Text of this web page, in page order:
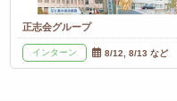
正志会グループ
インターン 8/12, 8/13 など